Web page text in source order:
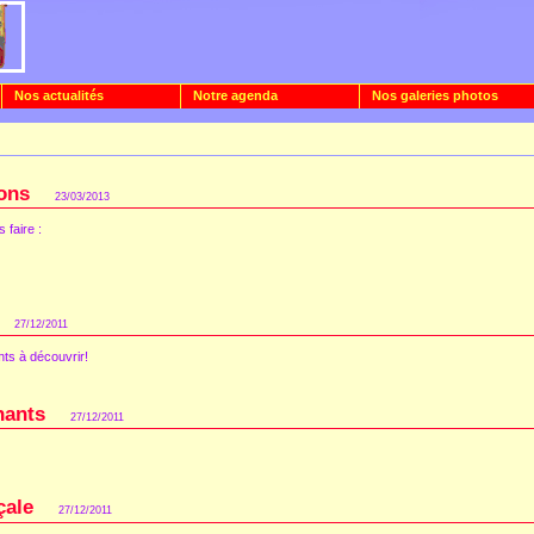
Nos actualités Notre agenda Nos galeries photos
23/03/2013
faire :
27/12/2011
à découvrir!
27/12/2011
27/12/2011